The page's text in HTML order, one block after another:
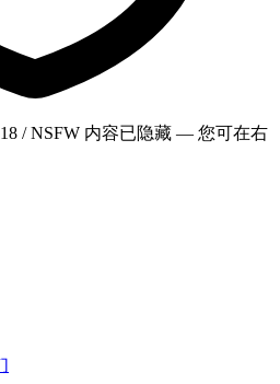
/ NSFW 内容已隐藏 — 您可在右